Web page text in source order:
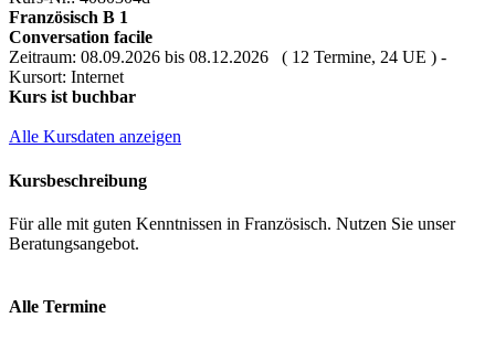
Französisch B 1
Conversation facile
Zeitraum: 08.09.2026 bis 08.12.2026 ( 12 Termine, 24 UE ) -
Kursort: Internet
Kurs ist buchbar
Alle Kursdaten anzeigen
Kursbeschreibung
Für alle mit guten Kenntnissen in Französisch. Nutzen Sie unser
Beratungsangebot.
Alle Termine